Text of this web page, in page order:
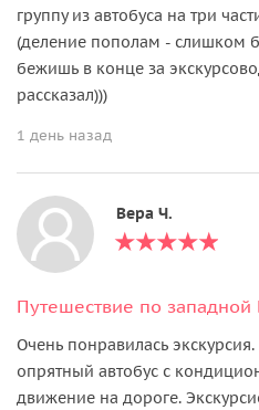
группу из автобуса на три
(деление пополам - слишком
бежишь в конце за
рассказал)))
1 день назад
Вера Ч.
Очень понравилась
опрятный автобус с
движение на дороге.